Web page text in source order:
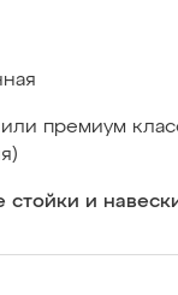
или премиум
стойки и